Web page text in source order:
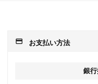
payment お支払い方法
銀